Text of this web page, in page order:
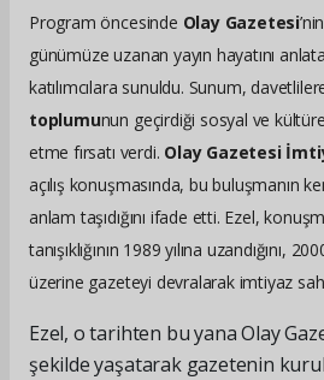
Program öncesinde Olay Gazetesi
günümüze uzanan yayın hayatını
katılımcılara sunuldu. Sunum,
toplumunun geçirdiği sosyal ve
etme fırsatı verdi. Olay Gazetesi
açılış konuşmasında, bu buluşmanın
anlam taşıdığını ifade etti. Ezel,
tanışıklığının 1989 yılına uzandığını,
üzerine gazeteyi devralarak imtiyaz
Ezel, o tarihten bu yana Olay
şekilde yaşatarak gazetenin